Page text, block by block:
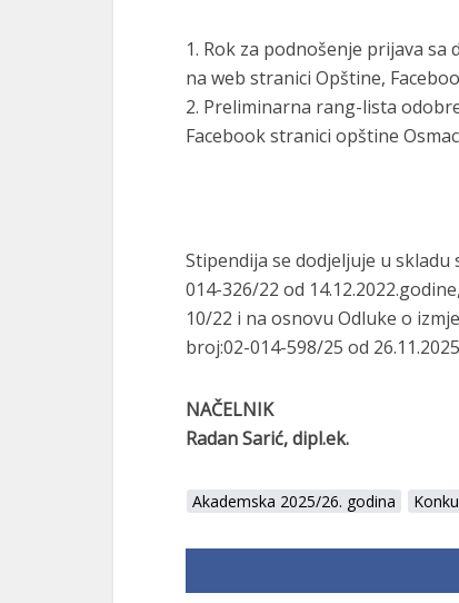
1. Rok za podnošenje prijava
na web stranici Opštine,
2. Preliminarna rang-lista
Facebook stranici opštine
Stipendija se dodjeljuje u
014-326/22 od
10/22 i na osnovu Odluke o
broj:02-014-598/25 od
NAČELNIK
Radan Sarić, dipl.ek.
Akademska 2025/26. godina